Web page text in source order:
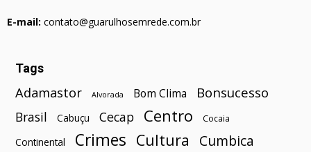
E-mail: contato@guarulhosemrede.com.br
Tags
Adamastor Alvorada Bom Clima Bonsucesso
Brasil Cabuçu Cecap Centro Cocaia
Continental Crimes Cultura Cumbica